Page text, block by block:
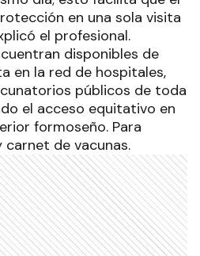
en una sola visita
el profesional.
disponibles de
en la red de hospitales,
públicos de toda
el acceso equitativo en
formoseño. Para
carnet de vacunas.